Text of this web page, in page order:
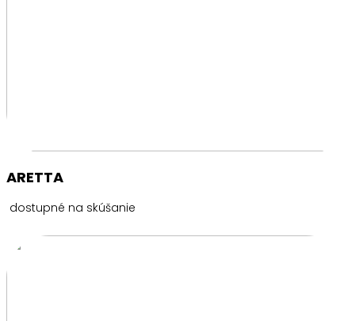
ARETTA
dostupné na skúšanie